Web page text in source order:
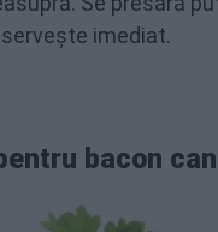
imediat.
bacon